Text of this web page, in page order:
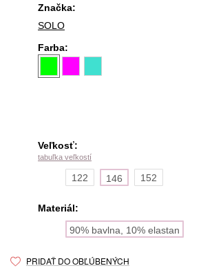
Značka:
SOLO
Farba:
Veľkosť:
tabuľka veľkostí
122 146 152
Materiál:
90% bavlna, 10% elastan
PRIDAŤ DO OBĽÚBENÝCH